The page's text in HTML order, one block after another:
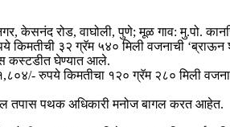
केसनंद रोड, वाघोली, पुणे; मूळ गाव: मु.पो.
३२ ग्रॅम ५४० मिली वजनाची ‘ब्राऊन
कस्टडीत घेण्यात आले.
रुपये किमतीचा १२० ग्रॅम २८० मिली
तपास पथक अधिकारी मनोज बागल करत आहेत.